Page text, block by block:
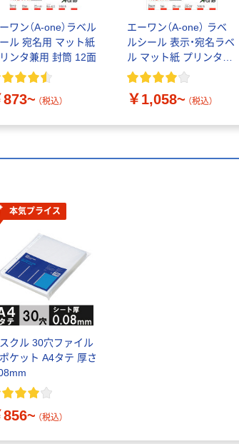
ワン（A-one）ラベル
ル 宛名用 マット紙
ンタ兼用 封筒 12面
873~ （税込）
エーワン（A-one） ラベ
ルシール 表示・宛名ラベ
ル マット紙 プリンタ兼
用 封筒 A4 ノーカット
￥1,058~ （税込）
本気プライス
クル 30穴ファイル
ケット A4タテ 厚さ
856~ （税込）